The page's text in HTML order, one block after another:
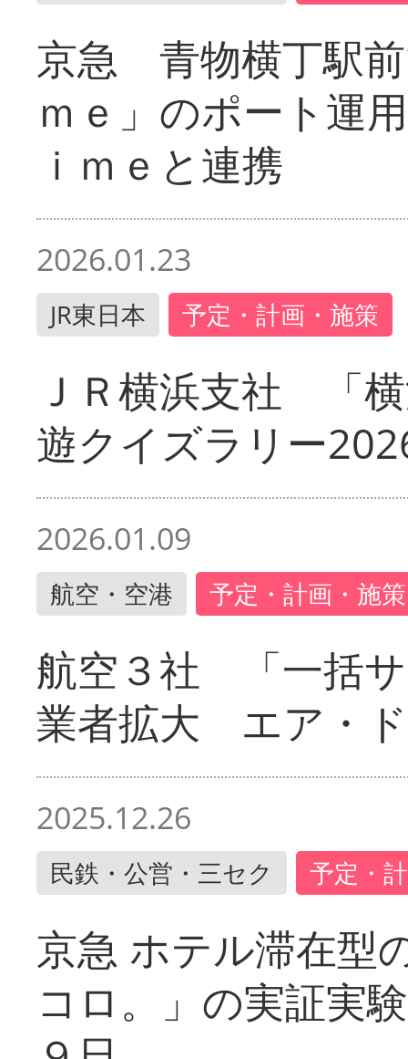
京急 青物横丁駅
ｍｅ」のポート運
ｉｍｅと連携
2026.01.23
JR東日本 予定・計画・施策
ＪＲ横浜支社 「
遊クイズラリー
2026.01.09
航空・空港 予定・計画・施策
航空３社 「一括
業者拡大 エア・
2025.12.26
民鉄・公営・三セク 予定・
京急 ホテル滞在型
コロ。」の実証実